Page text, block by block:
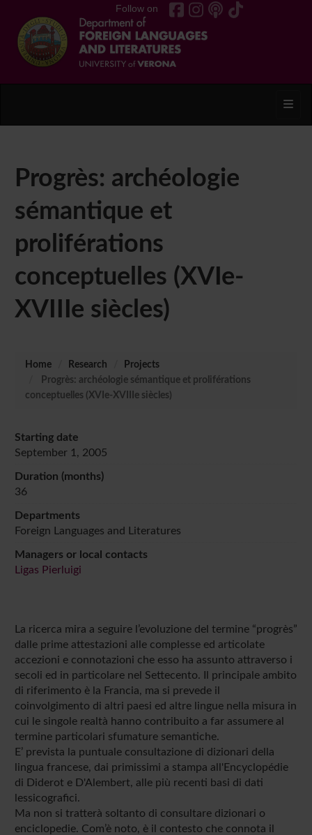
Follow on
Progrès: archéologie
sémantique et
proliférations
conceptuelles (XVIe-
XVIIIe siècles)
Home Research
Projects
Progrès: archéologie sémantique et proliférations
conceptuelles (XVIe-XVIIIe siècles)
Starting date
September 1, 2005
Duration (months)
36
Departments
Foreign Languages and Literatures
Managers or local contacts
Ligas Pierluigi
La ricerca mira a seguire l’evoluzione del termine “progrès”
dalle prime attestazioni alle complesse ed articolate
accezioni e connotazioni che esso ha assunto attraverso i
secoli ed in particolare nel Settecento. Il principale ambito
di riferimento è la Francia, ma si prevede il
coinvolgimento di altri paesi ed altre lingue nella misura in
cui le singole realtà hanno contribuito a far assumere al
termine particolari sfumature semantiche.
E’ prevista la puntuale consultazione di dizionari della
lingua francese, dai primissimi a stampa all'Encyclopédie
di Diderot e D'Alembert, alle più recenti basi di dati
lessicografici.
Ma non si tratterà soltanto di consultare dizionari o
enciclopedie. Com’è noto, è il contesto che connota il